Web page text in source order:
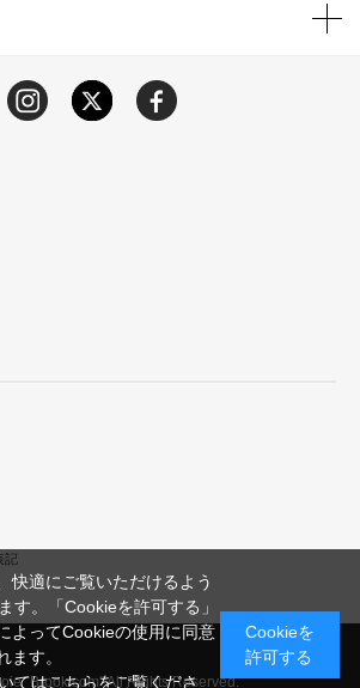
記
All Rights Reserved.
快適にご覧いただけるよう
す。「Cookieを許可する」
よってCookieの使用に同意
ます。
てはこちらをご覧くださ
Cookieを
許可する